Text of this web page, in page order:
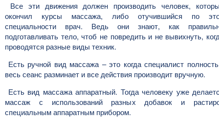
Все эти движения должен производить человек,
окончил курсы массажа, либо отучившийся по
специальности врач. Ведь они знают, как
подготавливать тело, чтоб не повредить и не вывихнуть,
проводятся разные виды техник.
Есть ручной вид массажа – это когда специалист
весь сеанс разминает и все действия производит вручную.
Есть вид массажа аппаратный. Тогда человеку уже
массаж с использований разных добавок и
специальным аппаратным прибором.